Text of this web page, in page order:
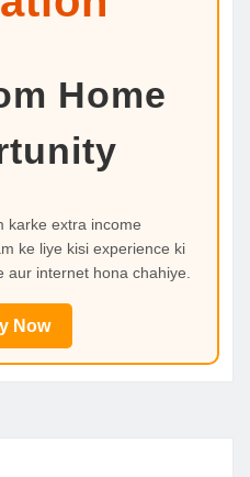
Home
karke extra income
ke liye kisi experience ki
internet hona chahiye.
Now